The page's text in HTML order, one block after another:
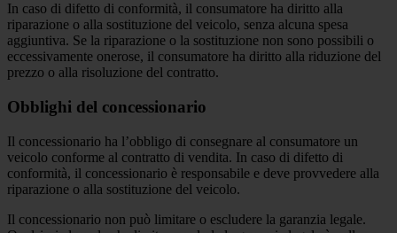
In caso di difetto di conformità, il consumatore ha diritto alla
riparazione o alla sostituzione del veicolo, senza alcuna spesa
aggiuntiva. Se la riparazione o la sostituzione non sono possibili o
eccessivamente onerose, il consumatore ha diritto alla riduzione del
prezzo o alla risoluzione del contratto.
Obblighi del concessionario
Il concessionario ha l’obbligo di consegnare al consumatore un
veicolo conforme al contratto di vendita. In caso di difetto di
conformità, il concessionario è responsabile e deve provvedere alla
riparazione o alla sostituzione del veicolo.
Il concessionario non può limitare o escludere la garanzia legale.